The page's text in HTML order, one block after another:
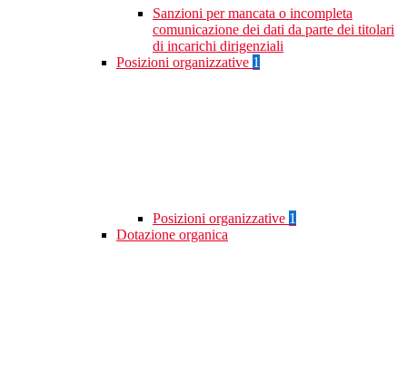
Sanzioni per mancata o incompleta
comunicazione dei dati da parte dei titolari
di incarichi dirigenziali
Posizioni organizzative 1
Posizioni organizzative 1
Dotazione organica